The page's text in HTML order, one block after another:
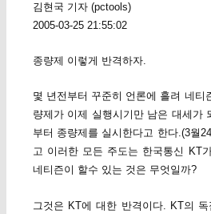
김현국 기자 (pctools)
2005-03-25 21:55:02
종량제 이렇게 반격하자.
몇 년전부터 꾸준히 언론에 흘려 네티
량제가 이제 실행시기만 남은 대세가
부터 종량제를 실시한다고 한다.(3월
고 이러한 모든 주도는 한국통신 KT
네티즌이 할수 있는 것은 무엇일까?
그것은 KT에 대한 반격이다. KT의